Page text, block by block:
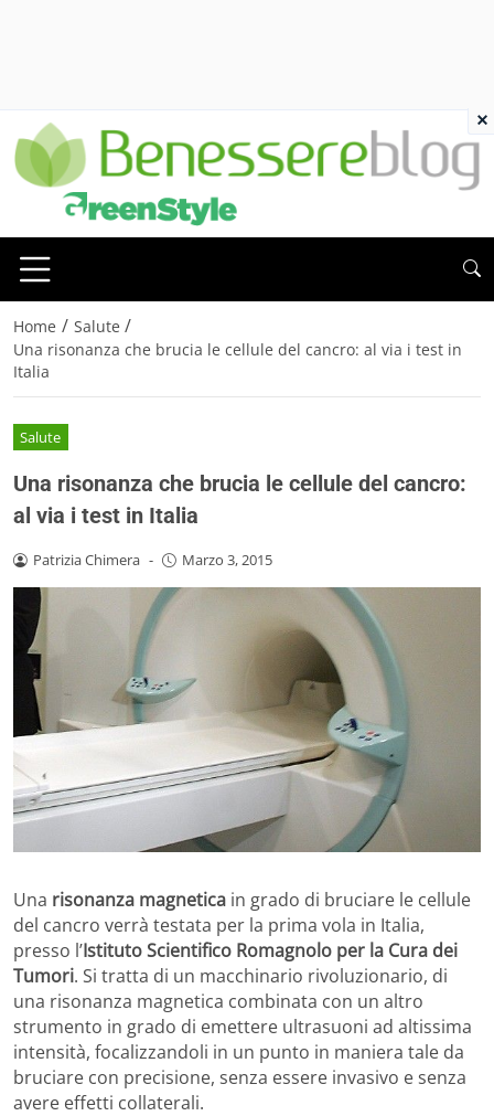
Home / Salute /
Una risonanza che brucia le cellule del cancro: al via i test in
Italia
Salute
Una risonanza che brucia le cellule del cancro:
al via i test in Italia
Patrizia Chimera - Marzo 3, 2015
Una risonanza magnetica in grado di bruciare le cellule
del cancro verrà testata per la prima vola in Italia,
presso l’Istituto Scientifico Romagnolo per la Cura dei
Tumori. Si tratta di un macchinario rivoluzionario, di
una risonanza magnetica combinata con un altro
strumento in grado di emettere ultrasuoni ad altissima
intensità, focalizzandoli in un punto in maniera tale da
bruciare con precisione, senza essere invasivo e senza
avere effetti collaterali.
×